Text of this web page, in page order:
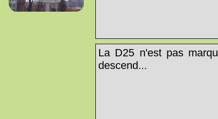
La D25 n'est pas
descend...